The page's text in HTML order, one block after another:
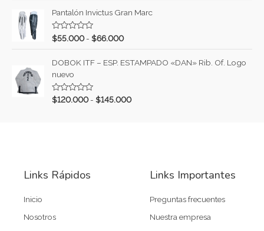
n
0
d
e
5
o
r
a
d
o
n
0
d
e
5
Pantalón Invictus Gran Marc
V
a
o
r
a
d
o
c
o
$55.000 - $66.000
DOBOK ITF – ESP. ESTAMPADO «DAN» Rib. Of. Logo
nuevo
V
a
n
$120.000 - $145.000
Links Rápidos
Inicio
Nosotros
Links Importantes
Preguntas frecuentes
Nuestra empresa